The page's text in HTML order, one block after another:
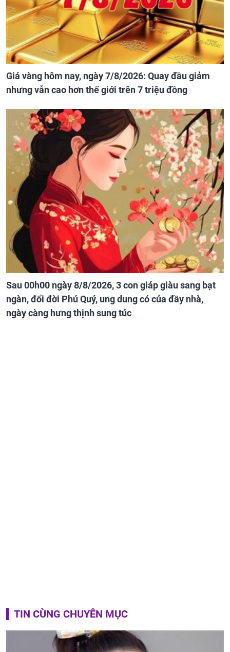
Giá vàng hôm nay, ngày 7/8/2026: Quay đầu giảm
nhưng vẫn cao hơn thế giới trên 7 triệu đồng
Sau 00h00 ngày 8/8/2026, 3 con giáp giàu sang bạt
ngàn, đổi đời Phú Quý, ung dung có của đầy nhà,
ngày càng hưng thịnh sung túc
TIN CÙNG CHUYÊN MỤC